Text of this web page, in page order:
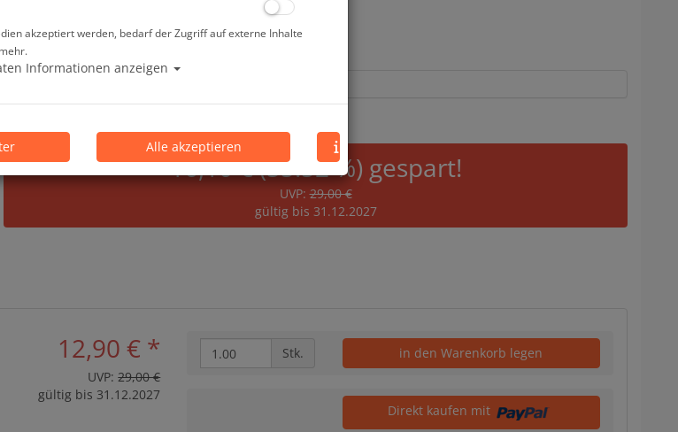
Lieferbar in
Prämienpunkte: 13
16,10 € (55.52 %) gespart!
UVP:29,00 €
gültig bis 31.12.2027
12,90 € *
UVP:29,00 €
gültig bis 31.12.2027
Stk. in den Warenkorb legen
Direkt kaufen mit
akzeptiert werden, bedarf der Zugriff auf externe Inhalte
Informationen anzeigen
Alle akzeptieren